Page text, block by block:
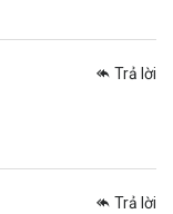
Trả lời
Trả lời